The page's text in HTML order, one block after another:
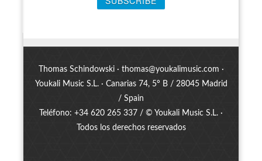
Thomas Schindowski · thomas@youkalimusic.com ·
Youkali Music S.L. · Canarias 74, 5º B / 28045 Madrid
/ Spain
Teléfono: +34 620 265 337 / © Youkali Music S.L. ·
Todos los derechos reservados